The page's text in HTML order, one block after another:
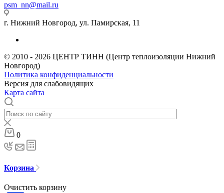
psm_nn@mail.ru
г. Нижний Новгород, ул. Памирская, 11
© 2010 - 2026 ЦЕНТР ТИНН (Центр теплоизоляции Нижний
Новгород)
Политика конфиденциальности
Версия для слабовидящих
Карта сайта
0
Корзина
Очистить корзину